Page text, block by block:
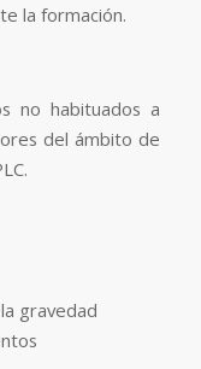
la formación.
no habituados a
del ámbito de
gravedad